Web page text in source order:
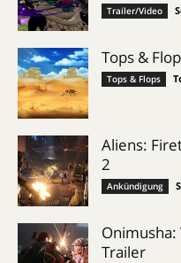
Trailer/Video
Tops &
Tops & Flops
Aliens:
2
Ankündigung
Trailer